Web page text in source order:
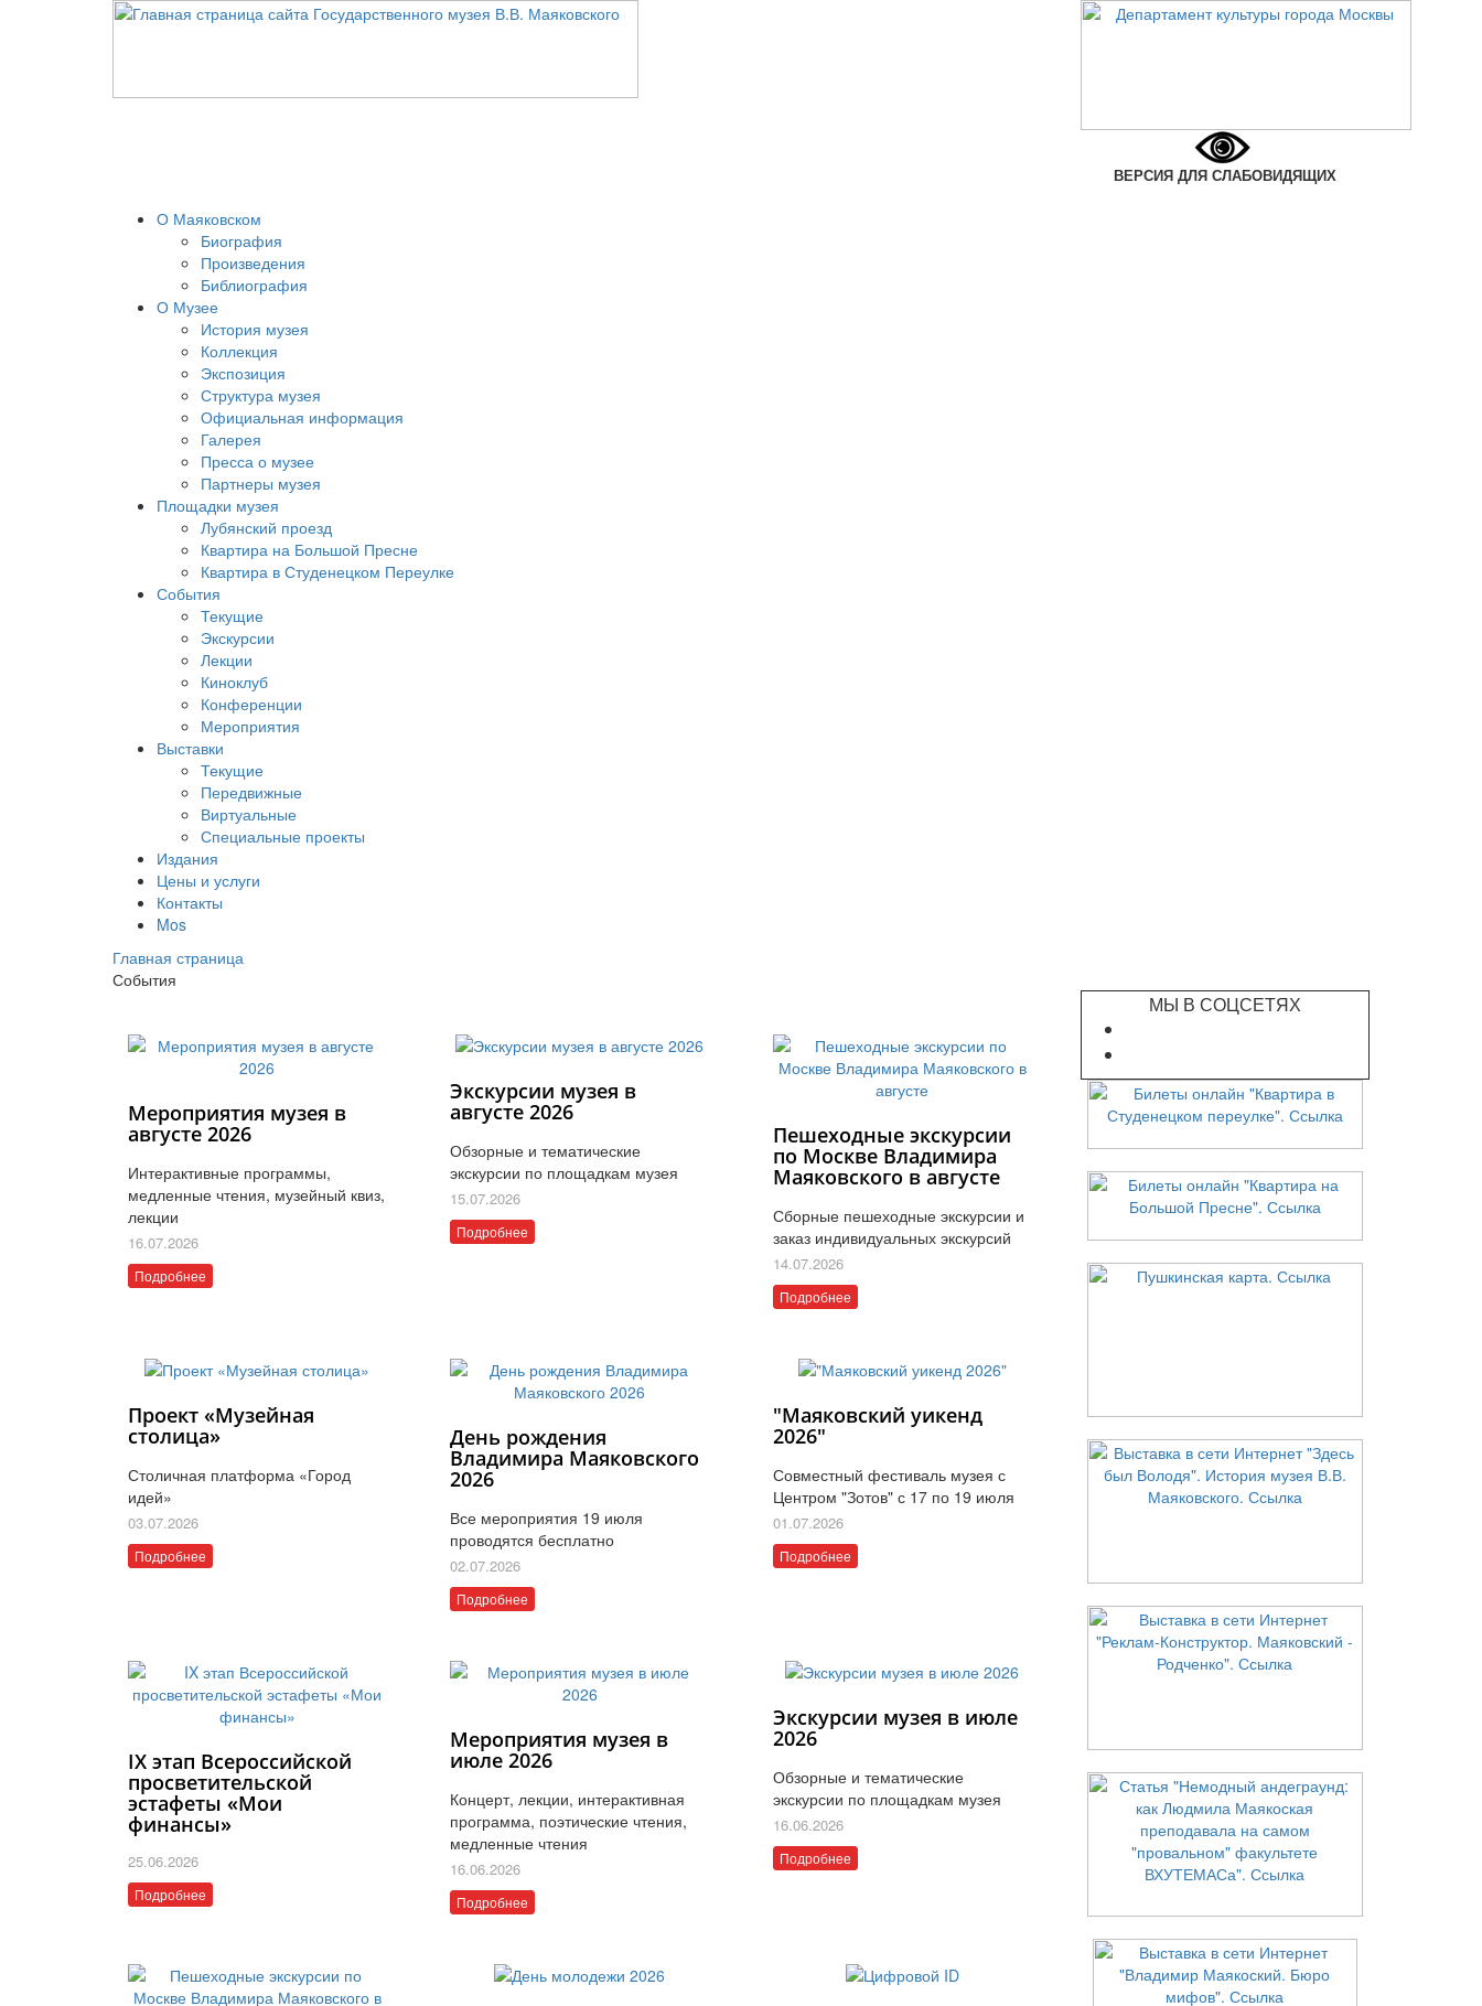
ВЕРСИЯ ДЛЯ СЛАБОВИДЯЩИХ
О Маяковском
Биография
Произведения
Библиография
О Музее
История музея
Коллекция
Экспозиция
Структура музея
Официальная информация
Галерея
Пресса о музее
Партнеры музея
Площадки музея
Лубянский проезд
Квартира на Большой Пресне
Квартира в Студенецком Переулке
События
Текущие
Экскурсии
Лекции
Киноклуб
Конференции
Мероприятия
Выставки
Текущие
Передвижные
Виртуальные
Специальные проекты
Издания
Цены и услуги
Контакты
Mos
Главная страница
События
Мероприятия музея в
августе 2026
Интерактивные программы,
медленные чтения, музейный квиз,
лекции
16.07.2026
Подробнее
Экскурсии музея в
августе 2026
Обзорные и тематические
экскурсии по площадкам музея
15.07.2026
Подробнее
Пешеходные экскурсии
по Москве Владимира
Маяковского в августе
Сборные пешеходные экскурсии и
заказ индивидуальных экскурсий
14.07.2026
Подробнее
Проект «Музейная
столица»
Столичная платформа «Город
идей»
03.07.2026
Подробнее
День рождения
Владимира Маяковского
2026
Все мероприятия 19 июля
проводятся бесплатно
02.07.2026
Подробнее
"Маяковский уикенд
2026"
Совместный фестиваль музея с
Центром "Зотов" с 17 по 19 июля
01.07.2026
Подробнее
IX этап Всероссийской
просветительской
эстафеты «Мои
финансы»
25.06.2026
Подробнее
Мероприятия музея в
июле 2026
Концерт, лекции, интерактивная
программа, поэтические чтения,
медленные чтения
16.06.2026
Подробнее
Экскурсии музея в июле
2026
Обзорные и тематические
экскурсии по площадкам музея
16.06.2026
Подробнее
МЫ В СОЦСЕТЯХ